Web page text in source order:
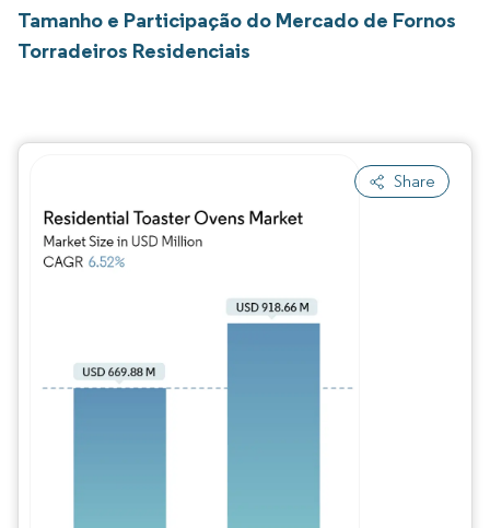
Tamanho e Participação do Mercado de Fornos
Torradeiros Residenciais
Share